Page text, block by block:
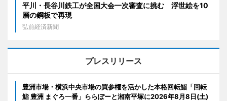
平川・長谷川鉄工が全国大会一次審査に挑む 浮世絵を10
層の鋼板で再現
弘前経済新聞
プレスリリース
豊洲市場・横浜中央市場の買参権を活かした本格回転鮨「回転
鮨 豊洲 まぐろ一番」ららぽーと湘南平塚に2026年8月8日(土)